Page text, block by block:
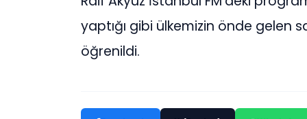
yaptığı gibi ülkemizin önde gelen
öğrenildi.